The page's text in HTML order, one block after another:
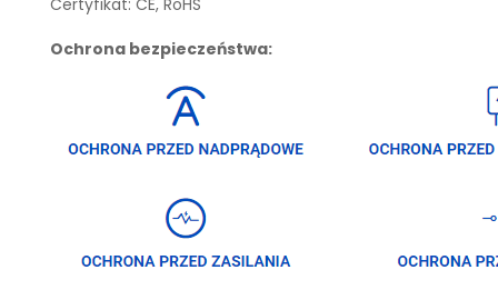
Certyfikat: CE, RoHS
Ochrona bezpieczeństwa: